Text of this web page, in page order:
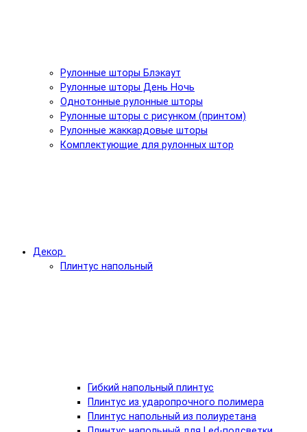
Рулонные шторы Блэкаут
Рулонные шторы День Ночь
Однотонные рулонные шторы
Рулонные шторы с рисунком (принтом)
Рулонные жаккардовые шторы
Комплектующие для рулонных штор
Декор
Плинтус напольный
Гибкий напольный плинтус
Плинтус из ударопрочного полимера
Плинтус напольный из полиуретана